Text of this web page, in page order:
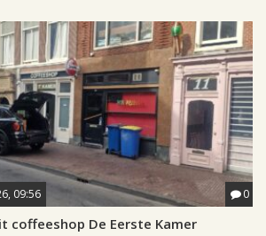
09:56 0
coffeeshop De Eerste Kamer